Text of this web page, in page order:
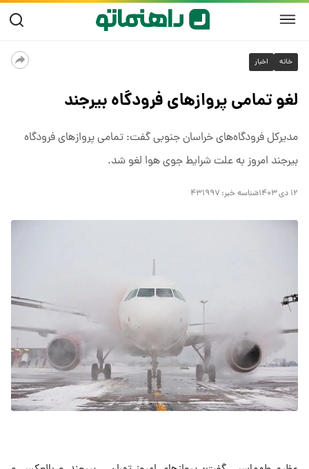
خانه اخبار
لغو تمامی پرواز‌های فرودگاه بیرجند
مدیرکل فرودگاه‌های خراسان جنوبی گفت: تمامی پرواز‌های فرودگاه
بیرجند امروز به علت شرایط جوی هوا لغو شد.
۱۲ دی ۱۴۰۳ شناسه خبر: ۴۳۱۹۹۷